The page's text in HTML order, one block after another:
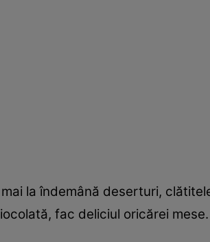
la îndemână deserturi,
fac deliciul oricărei mese.